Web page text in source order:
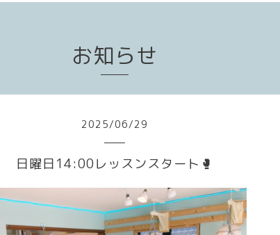
お知らせ
2025/06/29
日曜日14:00レッスンスタート🥊